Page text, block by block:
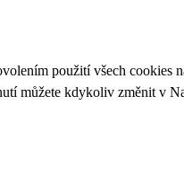
použití všech cookies
můžete kdykoliv změnit v